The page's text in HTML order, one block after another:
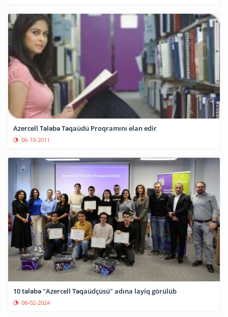
Azercell Tələbə Təqaüdü Proqramını elan edir
06-10-2011
10 tələbə "Azercell Təqaüdçüsü" adına layiq görülüb
06-02-2024